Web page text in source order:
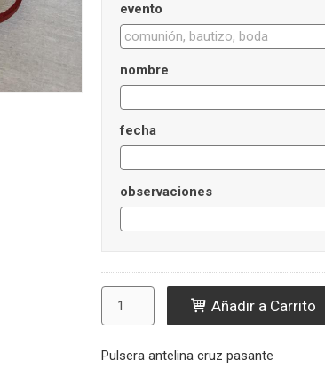
evento
nombre
fecha
observaciones
Añadir a Carrito
Pulsera antelina cruz pasante